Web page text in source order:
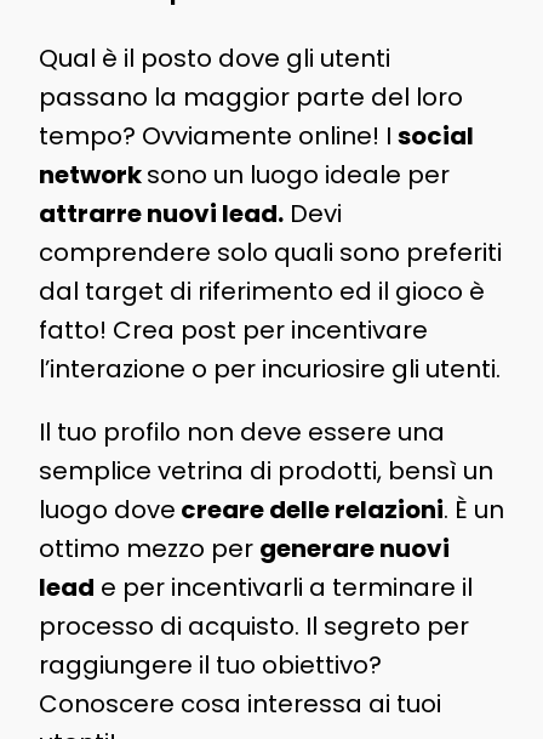
Qual è il posto dove gli utenti
passano la maggior parte del loro
tempo? Ovviamente online! I social
networksono un luogo ideale per
attrarre nuovi lead.Devi
comprendere solo quali sono preferiti
dal target di riferimento ed il gioco è
fatto! Crea post per incentivare
l’interazione o per incuriosire gli utenti.
Il tuo profilo non deve essere una
semplice vetrina di prodotti, bensì un
luogo dove creare delle relazioni. È un
ottimo mezzo per generare nuovi
lead e per incentivarli a terminare il
processo di acquisto. Il segreto per
raggiungere il tuo obiettivo?
Conoscere cosa interessa ai tuoi